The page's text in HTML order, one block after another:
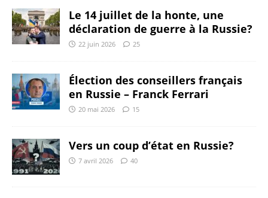
Le 14 juillet de la honte, une
déclaration de guerre à la Russie?
22 juin 2026 25
Élection des conseillers français
en Russie – Franck Ferrari
20 mai 2026 15
Vers un coup d’état en Russie?
7 avril 2026 40